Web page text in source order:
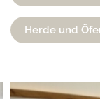
Herde und